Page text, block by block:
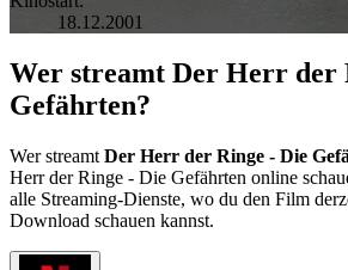
18.12.2001
Wer streamt Der Herr der
Gefährten?
Wer streamt Der Herr der Ringe - Die
Herr der Ringe - Die Gefährten online
alle Streaming-Dienste, wo du den Film
Download schauen kannst.